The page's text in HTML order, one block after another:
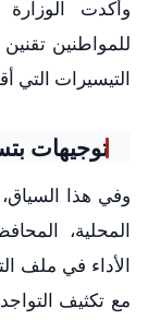
وأكدت
للمواطنين
التيسيرات التي
توجيهات
وفي هذا
المحلية،
الأداء في ملف
مع تكثيف